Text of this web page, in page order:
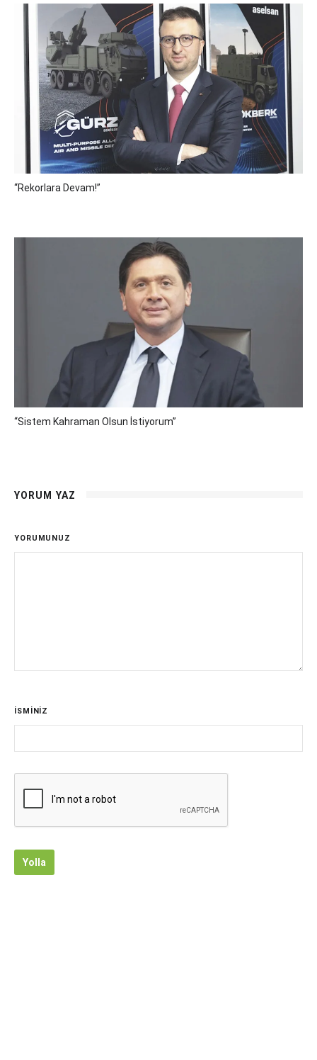
“Rekorlara Devam!”
“Sistem Kahraman Olsun İstiyorum”
YORUM YAZ
YORUMUNUZ
İSMİNİZ
Yolla